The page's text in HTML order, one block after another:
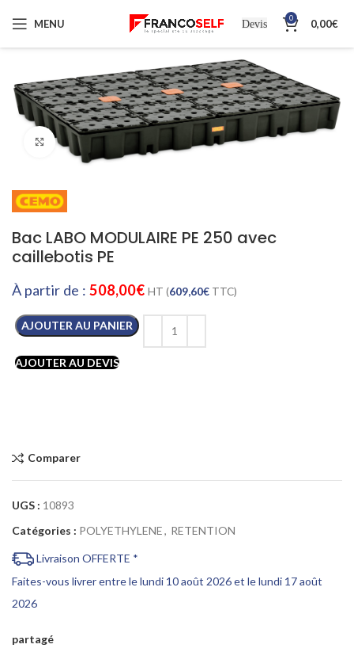
MENU Devis 0 0,00€
Cliquez pour agrandir
Bac LABO MODULAIRE PE 250 avec
caillebotis PE
À partir de : 508,00€ HT (609,60€ TTC)
AJOUTER AU PANIER
AJOUTER AU DEVIS
Comparer
UGS : 10893
Catégories : POLYETHYLENE, RETENTION
Livraison OFFERTE *
Faites-vous livrer entre le lundi 10 août 2026 et le lundi 17 août
2026
partagé